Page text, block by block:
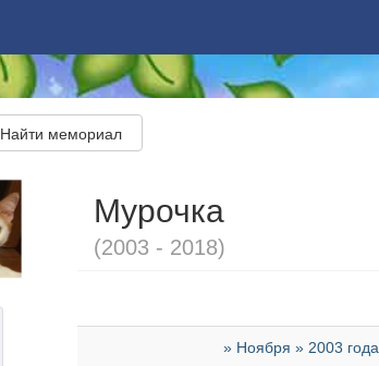
Найти мемориал
Мурочка
(2003 - 2018)
» Ноября » 2003 года